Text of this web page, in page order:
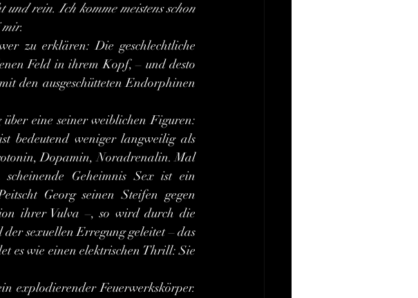
rein. Ich komme meistens schon
mir.
zu erklären: Die geschlechtliche
Feld in ihrem Kopf, – und desto
den ausgeschütteten Endorphinen
bedeutend weniger langweilig als
Dopamin, Noradrenalin. Mal
Geheimnis Sex ist ein
Georg seinen Steifen gegen
ihrer Vulva –, so wird durch die
sexuellen Erregung geleitet – das
es wie einen elektrischen Thrill: Sie